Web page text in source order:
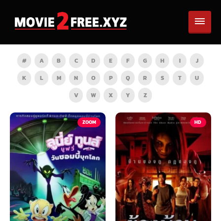
# A B C D E F G H I
J
K
L M N O P Q R S T
U
V
W X Y Z
ZOOM HD TV